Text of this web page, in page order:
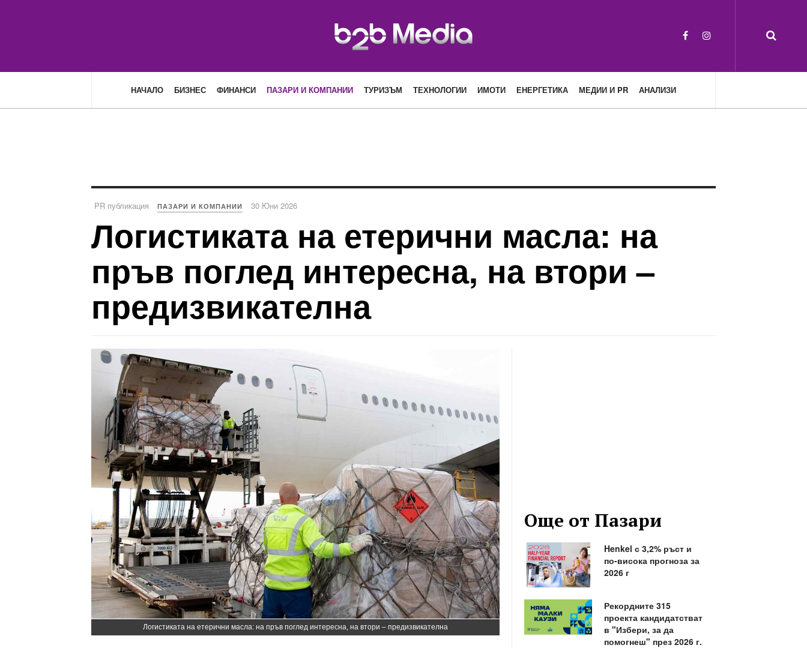
НАЧАЛО БИЗНЕС ФИНАНСИ ПАЗАРИ И КОМПАНИИ ТУРИЗЪМ ТЕХНОЛОГИИ ИМОТИ ЕНЕРГЕТИКА МЕДИИ И PR АНАЛИЗИ
PR публикация ПАЗАРИ И КОМПАНИИ 30 Юни 2026
Логистиката на етерични масла: на
пръв поглед интересна, на втори –
предизвикателна
Логистиката на етерични масла: на пръв поглед интересна, на втори – предизвикателна
Още от Пазари
Henkel с 3,2% ръст и
по-висока прогноза за
2026 г
Рекордните 315
проекта кандидатстват
в "Избери, за да
помогнеш" през 2026 г.